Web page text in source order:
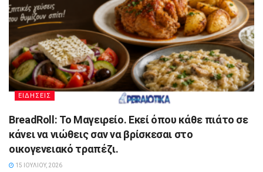
ΕΙΔΗΣΕΙΣ
BreadRoll: Το Μαγειρείο. Εκεί όπου κάθε πιάτο σε
κάνει να νιώθεις σαν να βρίσκεσαι στο
οικογενειακό τραπέζι.
15 ΙΟΥΛΊΟΥ, 2026